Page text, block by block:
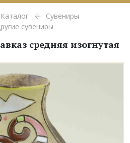
Каталог
Сувениры
сувениры
средняя изогнутая